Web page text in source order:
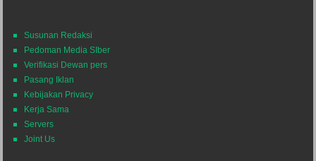
Susunan Redaksi
Pedoman Media SIber
Verifikasi Dewan pers
Pasang Iklan
Kebijakan Privacy
Kerja Sama
Servers
Joint Us